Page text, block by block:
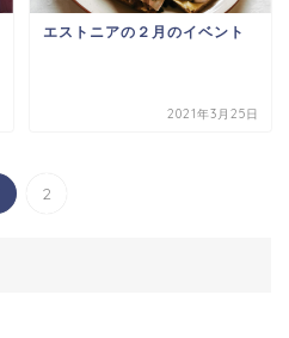
エストニアの２月のイベント
2021年3月25日
2